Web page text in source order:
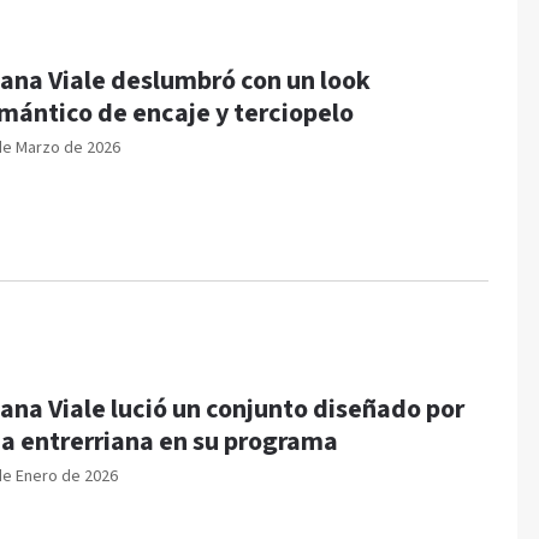
Marzo de 2026
Viale deslumbró con un look
de encaje y terciopelo
Enero de 2026
Viale lució un conjunto diseñado por
entrerriana en su programa